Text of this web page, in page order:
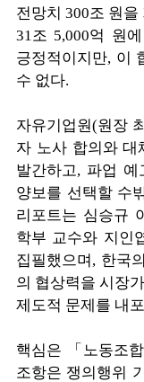
전망치 300조 원
31조 5,000억 원
긍정적이지만, 이
수 없다.
자유기업원(원장
자 노사 합의와 대
발간하고, 파업 예
양보를 선택할 수
리포트는 심승규
학부 교수와 지인
집필했으며, 한국
의 협상력을 시장
제도적 문제를 내
핵심은 「노동조
조항은 쟁의행위